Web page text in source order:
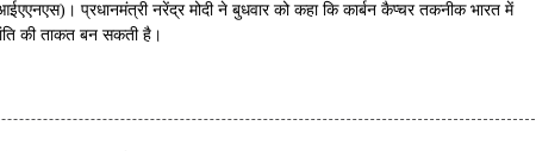
प्रधानमंत्री नरेंद्र मोदी ने बुधवार को कहा कि कार्बन कैप्चर तकनीक भारत में
की ताकत बन सकती है।